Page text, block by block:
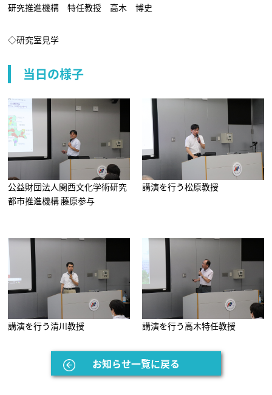
研究推進機構 特任教授 高木 博史
◇研究室見学
当日の様子
公益財団法人関西文化学術研究
都市推進機構 藤原参与
講演を行う松原教授
講演を行う清川教授 講演を行う高木特任教授
お知らせ一覧に戻る